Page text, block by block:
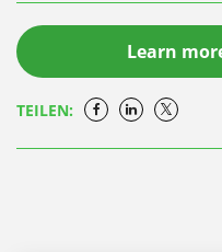
Learn
TEILEN: